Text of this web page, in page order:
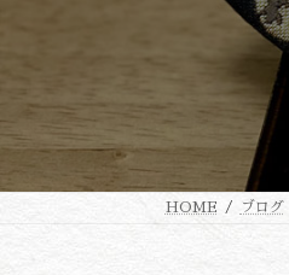
HOME ブログ